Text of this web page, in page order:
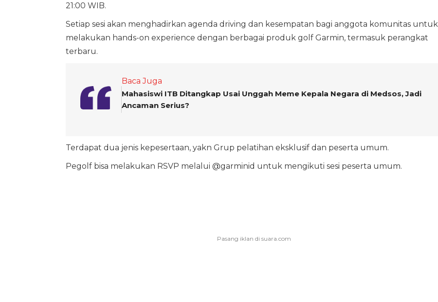
21:00 WIB.
Setiap sesi akan menghadirkan agenda driving dan kesempatan bagi anggota komunitas untuk
melakukan hands-on experience dengan berbagai produk golf Garmin, termasuk perangkat
terbaru.
Baca Juga
Mahasiswi ITB Ditangkap Usai Unggah Meme Kepala Negara di Medsos, Jadi
Ancaman Serius?
Terdapat dua jenis kepesertaan, yakn Grup pelatihan eksklusif dan peserta umum.
Pegolf bisa melakukan RSVP melalui @garminid untuk mengikuti sesi peserta umum.